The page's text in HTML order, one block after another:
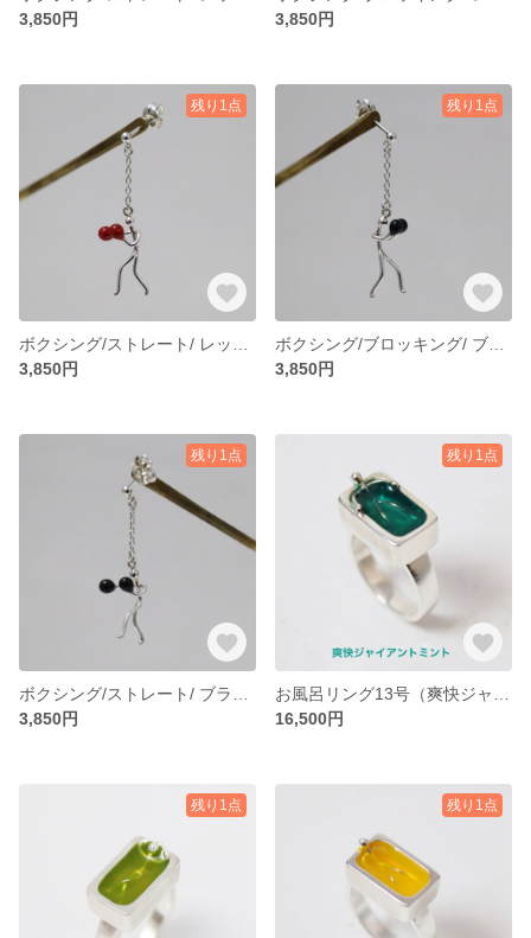
3,850円
3,850円
残り1点
3,850円
残り1点
3,850円
残り1点
3,850円
残り1点
16,500円
残り1点 残り1点